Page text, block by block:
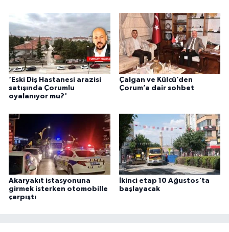
‘Eski Diş Hastanesi arazisi
satışında Çorumlu
oyalanıyor mu?'
Çalgan ve Külcü’den
Çorum’a dair sohbet
Akaryakıt istasyonuna
girmek isterken otomobille
çarpıştı
İkinci etap 10 Ağustos'ta
başlayacak